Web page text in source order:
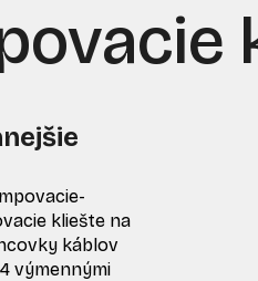
kliešte na
káblov
výmennými